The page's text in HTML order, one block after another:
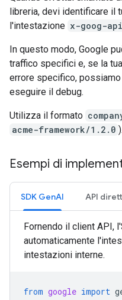
libreria, devi identificare il
l'intestazione x-goog-
In questo modo, Google
traffico specifici e, se la
errore specifico,
eseguire il debug.
Utilizza il formato
acme-framework/1.2.0 ).
Esempi di
SDK GenAI API
Fornendo il client API,
automaticamente
intestazioni interne.
from google import